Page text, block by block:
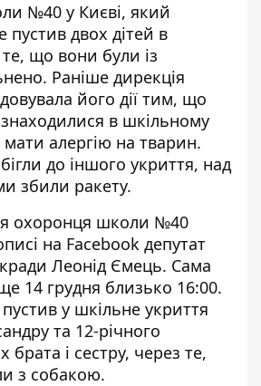
№40 у Києві, який
пустив двох дітей в
що вони були із
Раніше дирекція
його дії тим, що
в шкільному
мати алергію на тварин.
до іншого укриття, над
збили ракету.
охоронця школи №40
на Facebook депутат
Леонід Ємець. Сама
14 грудня близько 16:00.
у шкільне укриття
та 12-річного
брата і сестру, через те,
з собакою.